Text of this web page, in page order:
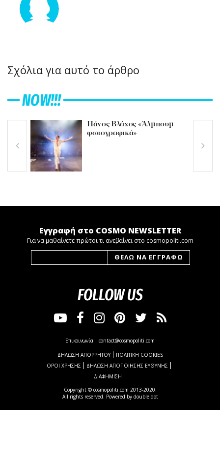
Σχόλια για αυτό το άρθρο
NOW!!!
Πάνος Βλάχος «Άλμπουμ
φωτογραφικά»
Εγγραφή στο COSMO NEWSLETTER
Για να μαθαίνετε πρώτοι τι ανεβαίνει στο cosmopoliti.com
FOLLOW US
Copyright © cosmopoliti.com 2013-2020.
All rights reserved. Powered by double dot
Επικοινωνία: contact@cosmopoliti.com
ΔΗΛΩΣΗ ΑΠΟΡΡΗΤΟΥ
ΠΟΛΙΤΙΚΗ COOKIES
ΟΡΟΙ ΧΡΗΣΗΣ
ΔΗΛΩΣΗ ΑΠΟΠΟΙΗΣΗΣ ΕΥΘΥΝΗΣ
ΔΙΑΦΗΜΙΣΗ